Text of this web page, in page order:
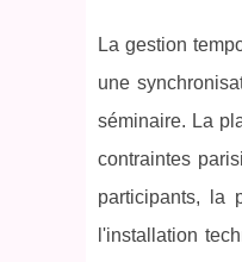
La gestion
une
séminaire. La
contraintes
participants, la
l'installation